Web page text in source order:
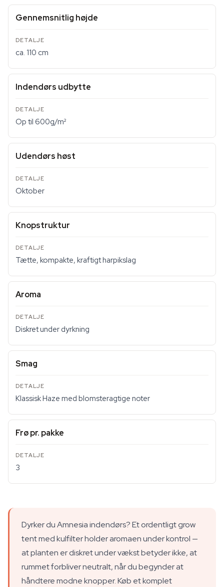
Gennemsnitlig højde
ca. 110 cm
Indendørs udbytte
Op til 600g/m²
Udendørs høst
Oktober
Knopstruktur
Tætte, kompakte, kraftigt harpikslag
Aroma
Diskret under dyrkning
Smag
Klassisk Haze med blomsteragtige noter
Frø pr. pakke
3
Dyrker du Amnesia indendørs? Et ordentligt grow
tent med kulfilter holder aromaen under kontrol —
at planten er diskret under vækst betyder ikke, at
rummet forbliver neutralt, når du begynder at
håndtere modne knopper. Køb et komplet